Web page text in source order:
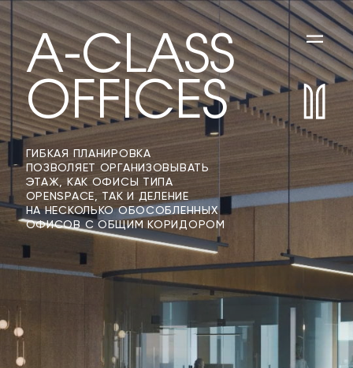
A-CLASS
OFFICES
ГИБКАЯ ПЛАНИРОВКА
ПОЗВОЛЯЕТ ОРГАНИЗОВЫВАТЬ
ЭТАЖ, КАК ОФИСЫ ТИПА
OPENSPACE, ТАК И ДЕЛЕНИЕ
НА НЕСКОЛЬКО ОБОСОБЛЕННЫХ
ОФИСОВ С ОБЩИМ КОРИДОРОМ